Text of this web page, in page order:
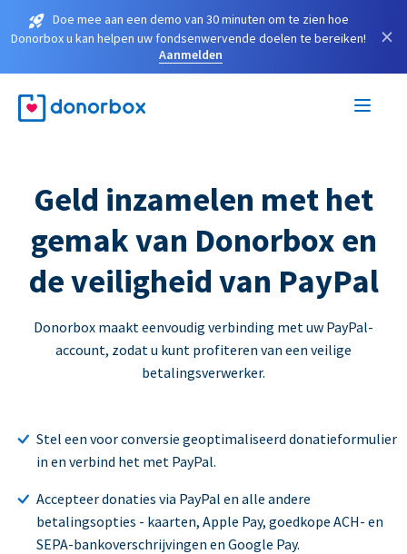
Doe mee aan een demo van 30 minuten om te zien hoe
Donorbox u kan helpen uw fondsenwervende doelen te bereiken!
Aanmelden
×
Geld inzamelen met het
gemak van Donorbox en
de veiligheid van PayPal
Donorbox maakt eenvoudig verbinding met uw PayPal-
account, zodat u kunt profiteren van een veilige
betalingsverwerker.
Stel een voor conversie geoptimaliseerd donatieformulier
in en verbind het met PayPal.
Accepteer donaties via PayPal en alle andere
betalingsopties - kaarten, Apple Pay, goedkope ACH- en
SEPA-bankoverschrijvingen en Google Pay.